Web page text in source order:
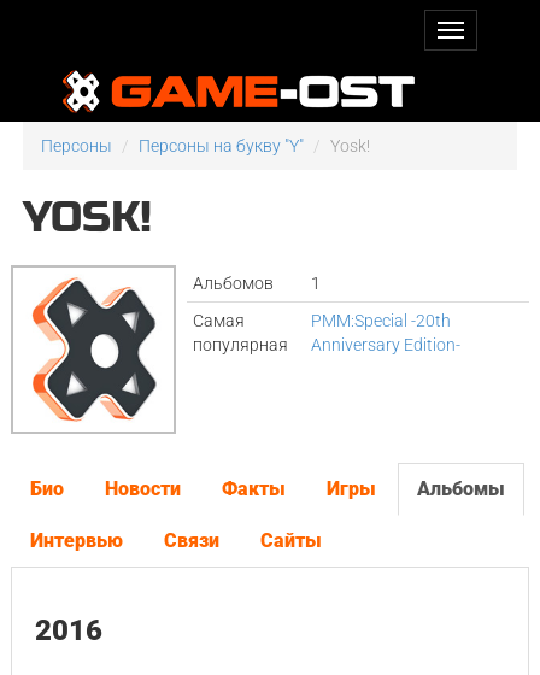
Персоны Персоны на букву "Y" Yosk!
YOSK!
Альбомов
1
Самая
популярная
PMM:Special -20th
Anniversary Edition-
Био Новости Факты Игры Альбомы
Интервью Связи Сайты
2016